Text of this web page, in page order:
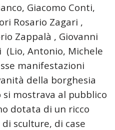
Giacomo Conti,
Rosario Zagari ,
Zappalà , Giovanni
(Lio, Antonio, Michele
manifestazioni
della borghesia
si mostrava al pubblico
dotata di un ricco
sculture, di case